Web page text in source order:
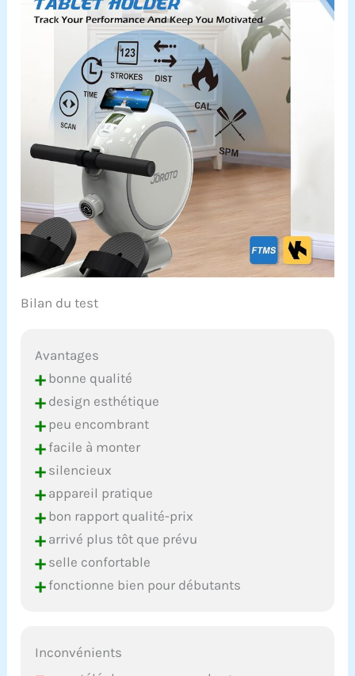
Bilan du test
Avantages
+bonne qualité
+design esthétique
+peu encombrant
+facile à monter
+silencieux
+appareil pratique
+bon rapport qualité-prix
+arrivé plus tôt que prévu
+selle confortable
+fonctionne bien pour débutants
Inconvénients